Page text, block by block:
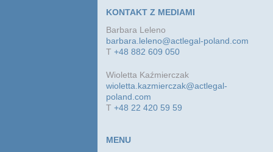
KONTAKT Z MEDIAMI
Barbara Leleno
barbara.leleno@actlegal-poland.com
T+48 882 609 050
Wioletta Kaźmierczak
wioletta.kazmierczak@actlegal-
poland.com
T+48 22 420 59 59
MENU